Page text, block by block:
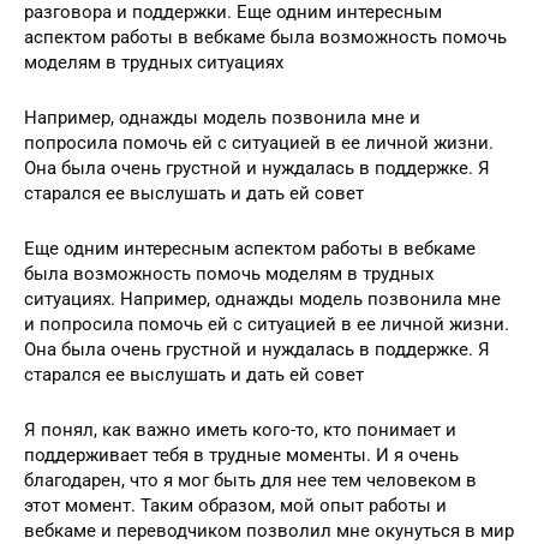
разговора и поддержки. Еще одним интересным
аспектом работы в вебкаме была возможность помочь
моделям в трудных ситуациях
Например, однажды модель позвонила мне и
попросила помочь ей с ситуацией в ее личной жизни.
Она была очень грустной и нуждалась в поддержке. Я
старался ее выслушать и дать ей совет
Еще одним интересным аспектом работы в вебкаме
была возможность помочь моделям в трудных
ситуациях. Например, однажды модель позвонила мне
и попросила помочь ей с ситуацией в ее личной жизни.
Она была очень грустной и нуждалась в поддержке. Я
старался ее выслушать и дать ей совет
Я понял, как важно иметь кого-то, кто понимает и
поддерживает тебя в трудные моменты. И я очень
благодарен, что я мог быть для нее тем человеком в
этот момент. Таким образом, мой опыт работы и
вебкаме и переводчиком позволил мне окунуться в мир